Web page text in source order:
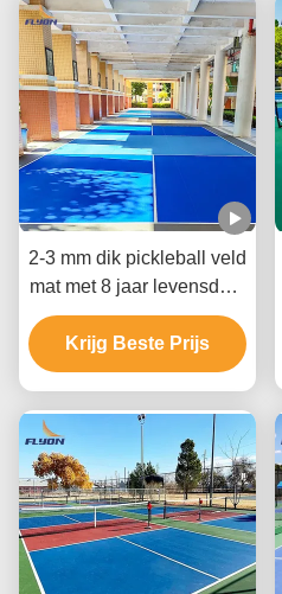
2-3 mm dik pickleball veld
mat met 8 jaar levensduur
voor binnen- en buiten
gebruik
Krijg Beste Prijs